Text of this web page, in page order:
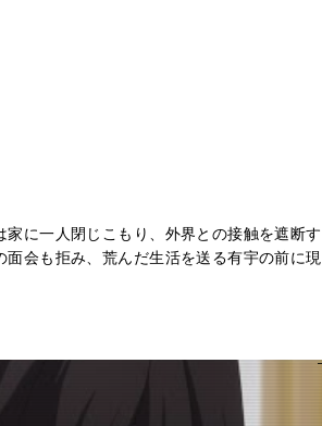
に一人閉じこもり、外界との接触を遮断す
会も拒み、荒んだ生活を送る有宇の前に現